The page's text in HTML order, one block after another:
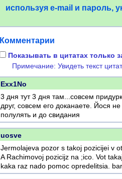
используя e-mail и пароль,
Комментарии
Показывать в цитатах только
Примечание: Увидеть текст
Exx1No
3 дня тут 3 дня там...совсем
друг, совсем его доканаете. Йося
полулять и до свидания
uosve
Jermolajeva pozor s takoj pozicijei v
A Rachimovoj pozicijz na ;ico. Vot
kaka raz nado pomoc opredelitsia.